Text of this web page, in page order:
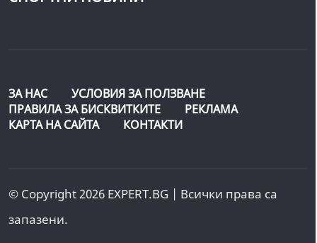
ЗА НАС
УСЛОВИЯ ЗА ПОЛЗВАНЕ
ПРАВИЛА ЗА БИСКВИТКИТЕ
РЕКЛАМА
КАРТА НА САЙТА
КОНТАКТИ
© Copyright 2026 EXPERT.BG | Всички права са
запазени.